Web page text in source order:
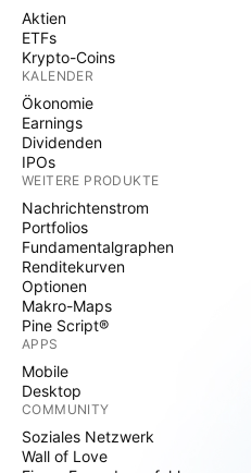
Aktien
ETFs
Krypto-Coins
KALENDER
Ökonomie
Earnings
Dividenden
IPOs
WEITERE PRODUKTE
Nachrichtenstrom
Portfolios
Fundamentalgraphen
Renditekurven
Optionen
Makro-Maps
Pine Script®
APPS
Mobile
Desktop
COMMUNITY
Soziales Netzwerk
Wall of Love